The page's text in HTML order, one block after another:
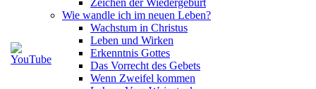
Zeichen der Wiedergeburt
Wie wandle ich im neuen Leben?
Wachstum in Christus
Leben und Wirken
Erkenntnis Gottes
Das Vorrecht des Gebets
Wenn Zweifel kommen